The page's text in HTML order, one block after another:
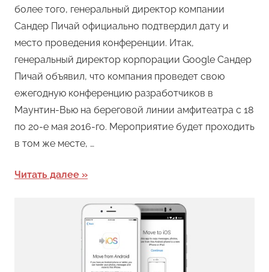
более того, генеральный директор компании
Сандер Пичай официально подтвердил дату и
место проведения конференции. Итак,
генеральный директор корпорации Google Сандер
Пичай объявил, что компания проведет свою
ежегодную конференцию разработчиков в
Маунтин-Вью на береговой линии амфитеатра с 18
по 20-е мая 2016-го. Мероприятие будет проходить
в том же месте, …
Читать далее